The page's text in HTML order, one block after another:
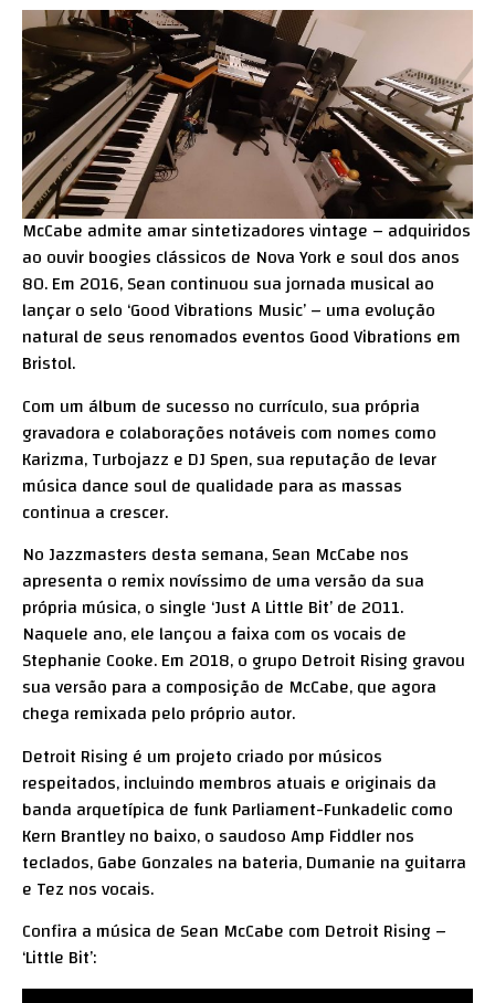
McCabe admite amar sintetizadores vintage – adquiridos
ao ouvir boogies clássicos de Nova York e soul dos anos
80. Em 2016, Sean continuou sua jornada musical ao
lançar o selo ‘Good Vibrations Music’ – uma evolução
natural de seus renomados eventos Good Vibrations em
Bristol.
Com um álbum de sucesso no currículo, sua própria
gravadora e colaborações notáveis com nomes como
Karizma, Turbojazz e DJ Spen, sua reputação de levar
música dance soul de qualidade para as massas
continua a crescer.
No Jazzmasters desta semana, Sean McCabe nos
apresenta o remix novíssimo de uma versão da sua
própria música, o single ‘Just A Little Bit’ de 2011.
Naquele ano, ele lançou a faixa com os vocais de
Stephanie Cooke. Em 2018, o grupo Detroit Rising gravou
sua versão para a composição de McCabe, que agora
chega remixada pelo próprio autor.
Detroit Rising é um projeto criado por músicos
respeitados, incluindo membros atuais e originais da
banda arquetípica de funk Parliament-Funkadelic como
Kern Brantley no baixo, o saudoso Amp Fiddler nos
teclados, Gabe Gonzales na bateria, Dumanie na guitarra
e Tez nos vocais.
Confira a música de Sean McCabe com Detroit Rising –
‘Little Bit’: